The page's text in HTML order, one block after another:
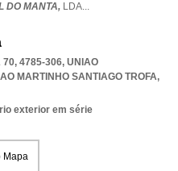
DO MANTA, LDA...
70, 4785-306, UNIAO
MARTINHO SANTIAGO TROFA,
exterior em série
Mapa